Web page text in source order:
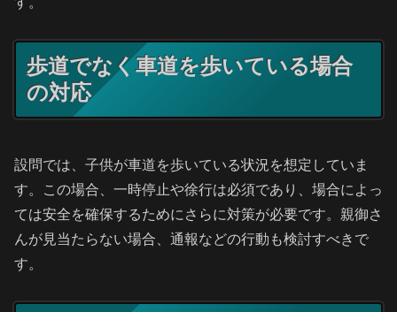
歩道でなく車道を歩いている場合
の対応
設問では、子供が車道を歩いている状況を想定していま
す。この場合、一時停止や徐行は必須であり、場合によっ
ては安全を確保するためにさらに対策が必要です。親御さ
んが見当たらない場合、通報などの行動も検討すべきで
す。